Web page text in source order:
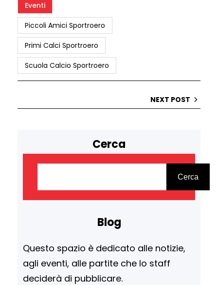
Eventi
Piccoli Amici Sportroero
Primi Calci Sportroero
Scuola Calcio Sportroero
NEXT POST
Cerca
Cerca
Blog
Questo spazio è dedicato alle notizie,
agli eventi, alle partite che lo staff
deciderà di pubblicare.